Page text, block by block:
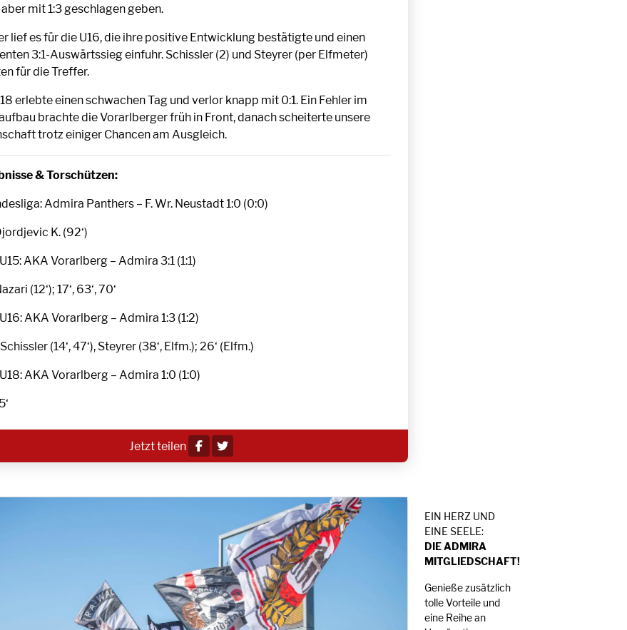
aber mit 1:3 geschlagen geben.
lief es für die U16, die ihre positive Entwicklung bestätigte und einen
3:1-Auswärtssieg einfuhr. Schissler (2) und Steyrer (per Elfmeter)
für die Treffer.
erlebte einen schwachen Tag und verlor knapp mit 0:1. Ein Fehler im
brachte die Vorarlberger früh in Front, danach scheiterte unsere
trotz einiger Chancen am Ausgleich.
& Torschützen:
Admira Panthers – F. Wr. Neustadt 1:0 (0:0)
K. (92‘)
AKA Vorarlberg – Admira 3:1 (1:1)
(12‘); 17‘, 63‘, 70‘
AKA Vorarlberg – Admira 1:3 (1:2)
(14‘, 47‘), Steyrer (38‘, Elfm.); 26‘ (Elfm.)
AKA Vorarlberg – Admira 1:0 (1:0)
Jetzt teilen
EIN HERZ UND
EINE SEELE:
DIE ADMIRA
MITGLIEDSCHAFT!
Genieße zusätzlich
tolle Vorteile und
eine Reihe an